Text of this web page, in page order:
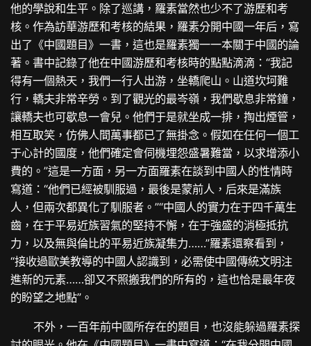
他的學說和生平。除了巡講，羅素當然也少不了游歷和考
核。作為訪華游歷和考核的結果，羅素分開中國一年后，寫
出了《中國題目》一書，這也是羅素獨一一本關于中國的論
著。書中記錄了他在中國游歷和考核時的點點滴滴：“我記
得有一個熱天，我們一行人出游，坐轎爬山。山道坎坷難
行，轎夫非常辛勞。到了觀光的最岑嶺，我們歇息非常鐘，
讓轎夫也可歇息一會兒。他們于是就坐成一排，掏出煙管，
相互取笑，仿佛人間萬事都已了無掛念。假如在任何一個工
于心計的國度，他們確定會伺機埋怨盛暑難當，以求增添小
費的。”這是一方面，另一方面羅素在談到中國人的性情時
寫道：“他們已經被馴服過，最後是蒙前人，后來是滿族
人，但兩次都異化了馴服者。”“中國人的實力在于四千萬生
齒，在于平易近族習氣的堅持不懈，在于強盛的消極抵抗
力，以及無與倫比的平易近族凝集力……”羅素還察看到，
“接收過歐美教導的中國人認識到，必需使中國傳統文明注
進新的元素……卻又不照搬我們的所有的，這也恰是最年夜
的盼望之地點”。
不外，一百年前中國所存在的題目，也沒能躲過羅素探